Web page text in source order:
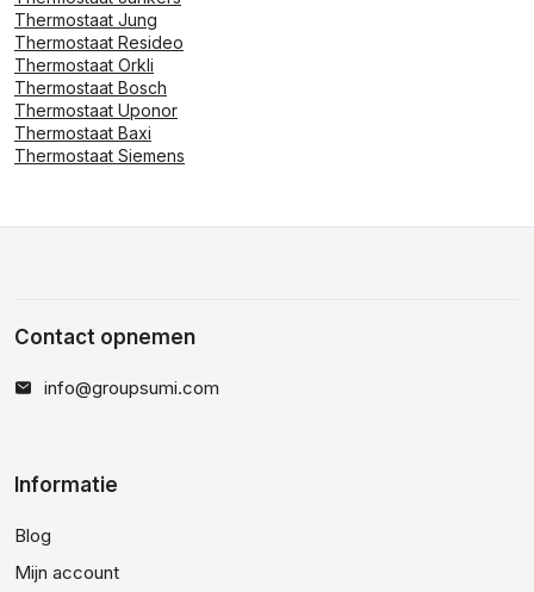
Thermostaat Jung
Thermostaat Resideo
Thermostaat Orkli
Thermostaat Bosch
Thermostaat Uponor
Thermostaat Baxi
Thermostaat Siemens
Contact opnemen
info@groupsumi.com
Informatie
Blog
Mijn account